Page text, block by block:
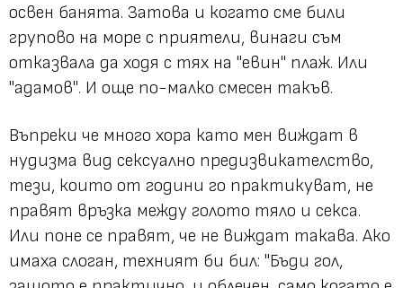
освен банята. Затова и когато сме били
групово на море с приятели, винаги съм
отказвала да ходя с тях на "евин" плаж. Или
"aдамов". И още по-малко смесен такъв.
Въпреки че много хора като мен виждат в
нудизма вид сексуално предизвикателство,
тези, които от години го практикуват, не
правят връзка между голото тяло и секса.
Или поне се правят, че не виждат такава. Ако
имаха слоган, техният би бил: "Бъди гол,